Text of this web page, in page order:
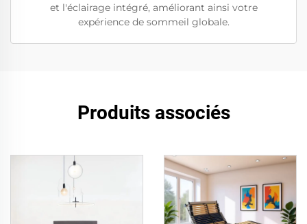
et l'éclairage intégré, améliorant ainsi votre
expérience de sommeil globale.
Produits associés